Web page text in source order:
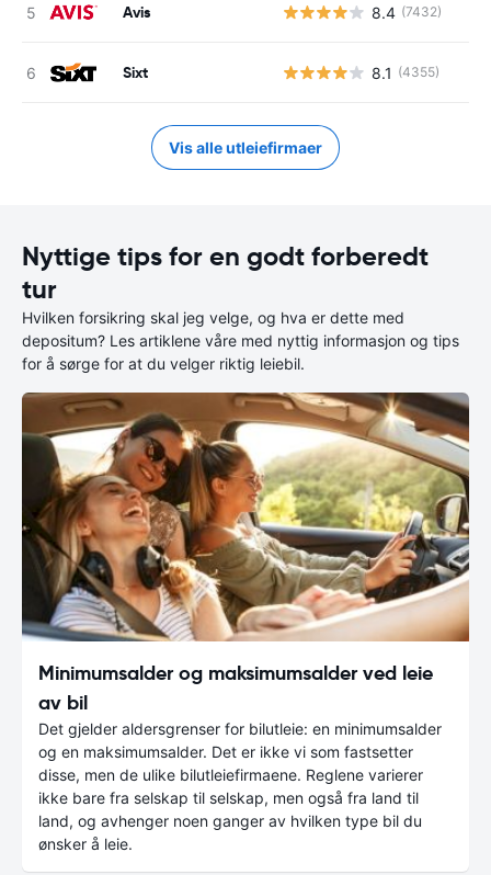
Avis 8.4 (7432)
Sixt 8.1 (4355)
Vis alle utleiefirmaer
Nyttige tips for en godt forberedt
tur
Hvilken forsikring skal jeg velge, og hva er dette med
depositum? Les artiklene våre med nyttig informasjon og tips
for å sørge for at du velger riktig leiebil.
Minimumsalder og maksimumsalder ved leie
av bil
Det gjelder aldersgrenser for bilutleie: en minimumsalder
og en maksimumsalder. Det er ikke vi som fastsetter
disse, men de ulike bilutleiefirmaene. Reglene varierer
ikke bare fra selskap til selskap, men også fra land til
land, og avhenger noen ganger av hvilken type bil du
ønsker å leie.